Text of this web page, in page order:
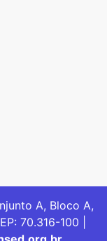
A, Bloco A,
70.316-100 |